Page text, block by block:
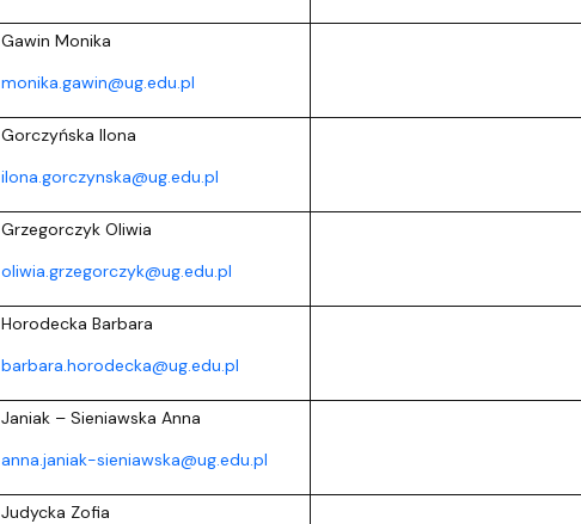
Gawin Monika
monika.gawin@ug.edu.pl
Gorczyńska Ilona
ilona.gorczynska@ug.edu.pl
Grzegorczyk Oliwia
oliwia.grzegorczyk@ug.edu.pl
Horodecka Barbara
barbara.horodecka@ug.edu.pl
Janiak – Sieniawska Anna
anna.janiak-sieniawska@ug.edu.pl
Judycka Zofia